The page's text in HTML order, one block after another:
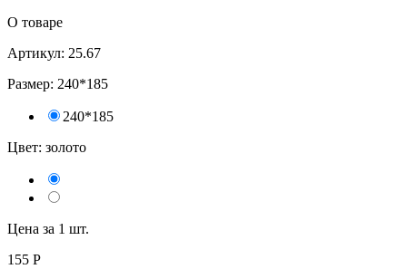
О товаре
Артикул: 25.67
Размер: 240*185
240*185
Цвет: золото
Цена за 1 шт.
155 Р